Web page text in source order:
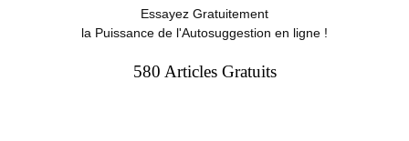
Essayez Gratuitement
la Puissance de l'Autosuggestion en ligne !
580 Articles Gratuits